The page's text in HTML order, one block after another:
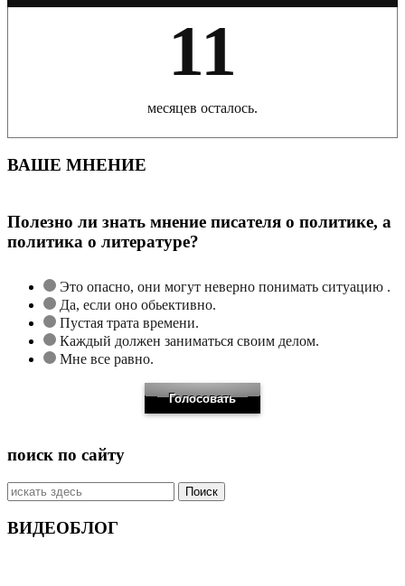
11
месяцев осталось.
ВАШЕ МНЕНИЕ
Полезно ли знать мнение писателя о политике, а
политика о литературе?
Это опасно, они могут неверно понимать ситуацию .
Да, если оно обьективно.
Пустая трата времени.
Каждый должен заниматься своим делом.
Мне все равно.
поиск по сайту
Искать:
ВИДЕОБЛОГ